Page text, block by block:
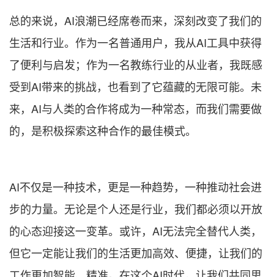
总的来说，AI浪潮已经席卷而来，深刻改变了我们的
生活和行业。作为一名普通用户，我从AI工具中获得
了便利与启发；作为一名教练行业的从业者，我既感
受到AI带来的挑战，也看到了它蕴藏的无限可能。未
来，AI与人类的合作将成为一种常态，而我们需要做
的，是积极探索这种合作的最佳模式。
AI不仅是一种技术，更是一种趋势，一种推动社会进
步的力量。无论是个人还是行业，我们都必须以开放
的心态迎接这一变革。或许，AI无法完全替代人类，
但它一定能让我们的生活更加高效、便捷，让我们的